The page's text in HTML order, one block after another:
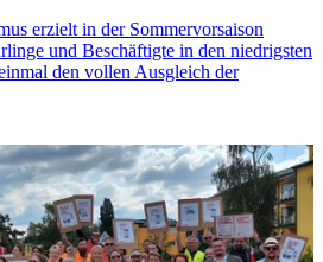
erzielt in der Sommervorsaison
und Beschäftigte in den niedrigsten
den vollen Ausgleich der